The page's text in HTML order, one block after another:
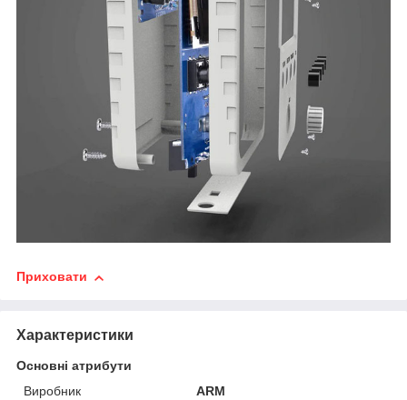
Приховати
Характеристики
Основні атрибути
Виробник
ARM